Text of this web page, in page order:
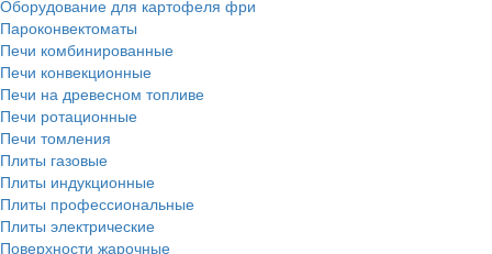
Оборудование для картофеля фри
Пароконвектоматы
Печи комбинированные
Печи конвекционные
Печи на древесном топливе
Печи ротационные
Печи томления
Плиты газовые
Плиты индукционные
Плиты профессиональные
Плиты электрические
Поверхности жарочные